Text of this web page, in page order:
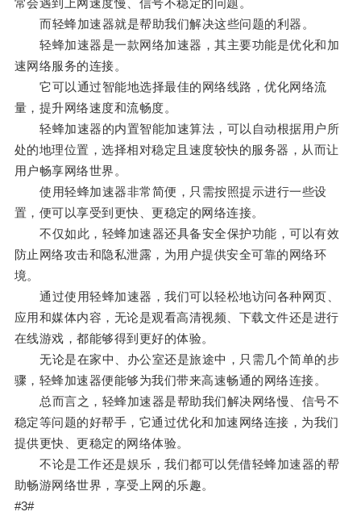
常会遇到上网速度慢、信号不稳定的问题。
而轻蜂加速器就是帮助我们解决这些问题的利器。
轻蜂加速器是一款网络加速器，其主要功能是优化和加
速网络服务的连接。
它可以通过智能地选择最佳的网络线路，优化网络流
量，提升网络速度和流畅度。
轻蜂加速器的内置智能加速算法，可以自动根据用户所
处的地理位置，选择相对稳定且速度较快的服务器，从而让
用户畅享网络世界。
使用轻蜂加速器非常简便，只需按照提示进行一些设
置，便可以享受到更快、更稳定的网络连接。
不仅如此，轻蜂加速器还具备安全保护功能，可以有效
防止网络攻击和隐私泄露，为用户提供安全可靠的网络环
境。
通过使用轻蜂加速器，我们可以轻松地访问各种网页、
应用和媒体内容，无论是观看高清视频、下载文件还是进行
在线游戏，都能够得到更好的体验。
无论是在家中、办公室还是旅途中，只需几个简单的步
骤，轻蜂加速器便能够为我们带来高速畅通的网络连接。
总而言之，轻蜂加速器是帮助我们解决网络慢、信号不
稳定等问题的好帮手，它通过优化和加速网络连接，为我们
提供更快、更稳定的网络体验。
不论是工作还是娱乐，我们都可以凭借轻蜂加速器的帮
助畅游网络世界，享受上网的乐趣。
#3#